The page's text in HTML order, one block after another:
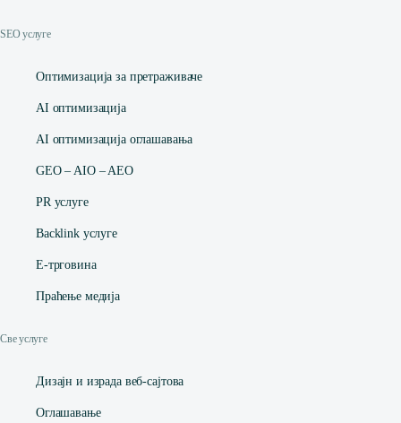
SEO услуге
Оптимизација за претраживаче
AI оптимизација
AI оптимизација оглашавања
GEO – AIO – AEO
PR услуге
Backlink услуге
Е-трговина
Праћење медија
Све услуге
Дизајн и израда веб-сајтова
Оглашавање